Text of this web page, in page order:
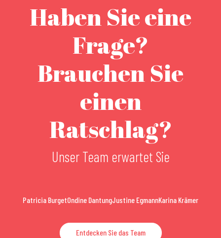
Haben Sie eine
Frage?
Brauchen Sie
einen
Ratschlag?
Unser Team erwartet Sie
Patricia BurgetOndine DantungJustine EgmannKarina Krämer
Entdecken Sie das Team